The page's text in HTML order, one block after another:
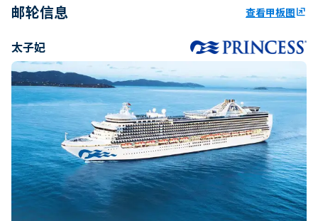
邮轮信息 查看甲板图ungroup
太子妃